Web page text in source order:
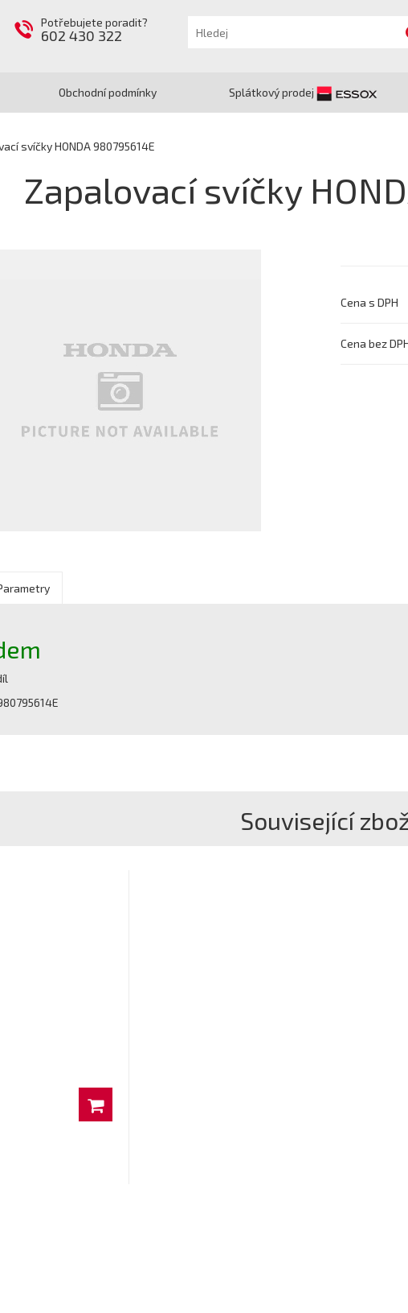
Potřebujete poradit?
602 430 322
Obchodní podmínky Splátkový prodej
svíčky HONDA 980795614E
Zapalovací svíčky
Cena s DPH
Cena bez
Související